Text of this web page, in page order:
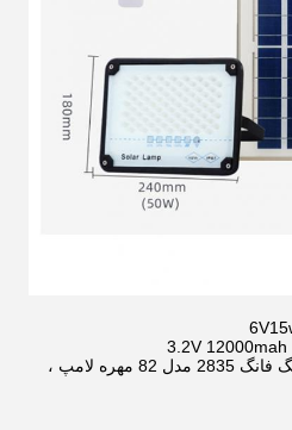
دانه های لامپ SMD: مارک چانگ فانگ 2835 مدل 82 مهره لامپ ،